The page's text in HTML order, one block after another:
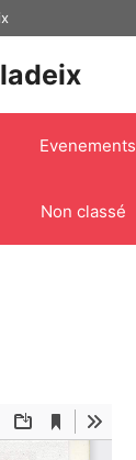
Evenements
Non classé